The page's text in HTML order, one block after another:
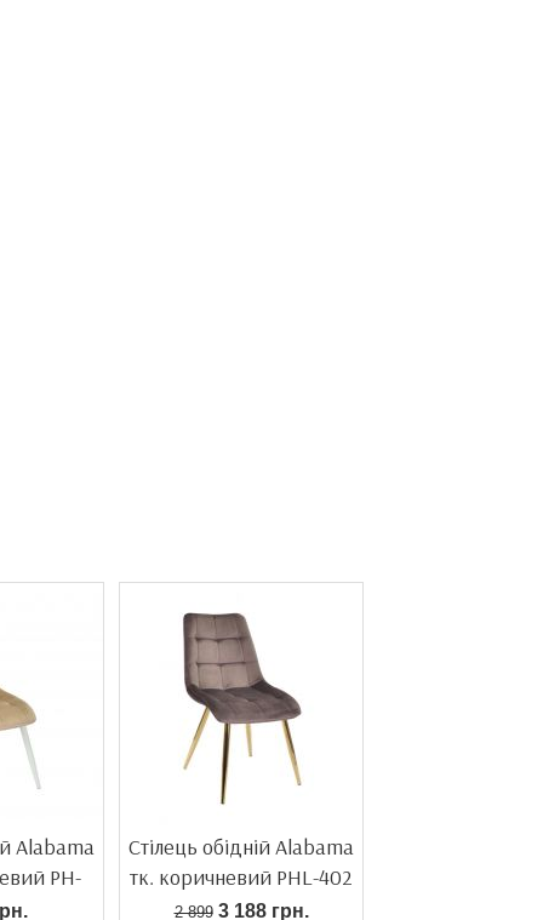
Alabama
PH-
Стілець обідній Alabama
тк. коричневий PHL-402
2 8993 188 грн.